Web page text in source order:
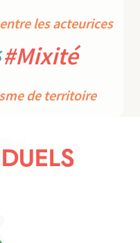
les acteurices
#Mixité
de territoire